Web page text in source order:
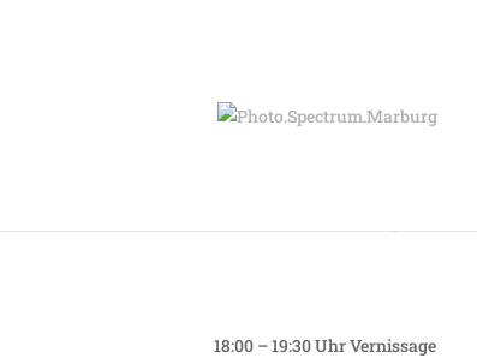
18:00 – 19:30 Uhr Vernissage